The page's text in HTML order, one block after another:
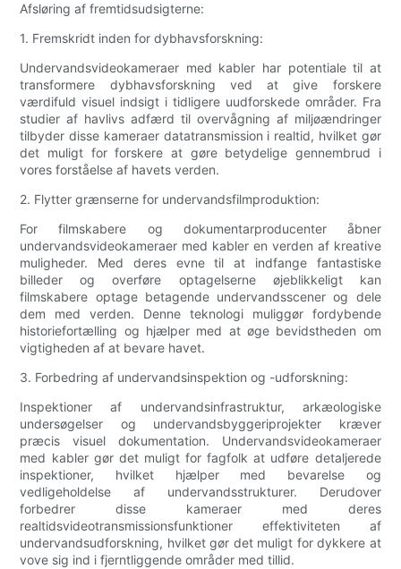
Afsløring af fremtidsudsigterne:
1. Fremskridt inden for dybhavsforskning:
Undervandsvideokameraer med kabler har potentiale til at
transformere dybhavsforskning ved at give forskere
værdifuld visuel indsigt i tidligere uudforskede områder. Fra
studier af havlivs adfærd til overvågning af miljøændringer
tilbyder disse kameraer datatransmission i realtid, hvilket gør
det muligt for forskere at gøre betydelige gennembrud i
vores forståelse af havets verden.
2. Flytter grænserne for undervandsfilmproduktion:
For filmskabere og dokumentarproducenter åbner
undervandsvideokameraer med kabler en verden af kreative
muligheder. Med deres evne til at indfange fantastiske
billeder og overføre optagelserne øjeblikkeligt kan
filmskabere optage betagende undervandsscener og dele
dem med verden. Denne teknologi muliggør fordybende
historiefortælling og hjælper med at øge bevidstheden om
vigtigheden af at bevare havet.
3. Forbedring af undervandsinspektion og -udforskning:
Inspektioner af undervandsinfrastruktur, arkæologiske
undersøgelser og undervandsbyggeriprojekter kræver
præcis visuel dokumentation. Undervandsvideokameraer
med kabler gør det muligt for fagfolk at udføre detaljerede
inspektioner, hvilket hjælper med bevarelse og
vedligeholdelse af undervandsstrukturer. Derudover
forbedrer disse kameraer med deres
realtidsvideotransmissionsfunktioner effektiviteten af
undervandsudforskning, hvilket gør det muligt for dykkere at
vove sig ind i fjerntliggende områder med tillid.